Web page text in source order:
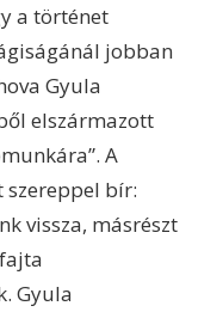
a történet
jobban
Gyula
elszármazott
A
bír:
vissza, másrészt
Gyula